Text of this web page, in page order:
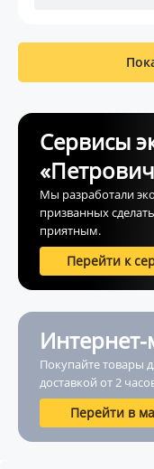
Сервисы
Мы разработали
призванных
приятным.
Перейти к
Покупайте товары
доставкой от 2
Перейти в